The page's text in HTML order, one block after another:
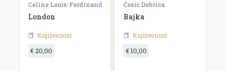
Celine Louis-Ferdinand
London
Književnost
€ 20,00
Ćosić Dobrica
Bajka
Književnost
€ 10,00